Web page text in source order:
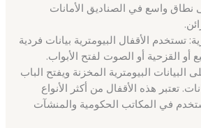
نطاق واسع في الصناديق الأمانات
تستخدم الأقفال البيومترية بيانات فردية
أو القزحية أو الصوت لفتح الأبواب.
البيانات البيومترية المخزنة ويفتح الباب
تعتبر هذه الأقفال من أكثر الأنواع
في المكاتب الحكومية والمنشآت